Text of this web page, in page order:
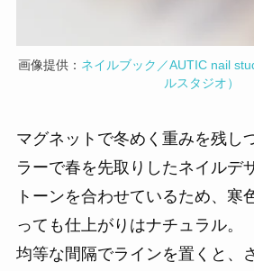
画像提供： ネイルブック／AUTIC nail
ルスタジオ）
マグネットで冬めく重みを残し
ラーで春を先取りしたネイルデ
トーンを合わせているため、寒
っても仕上がりはナチュラル。
均等な間隔でラインを置くと、